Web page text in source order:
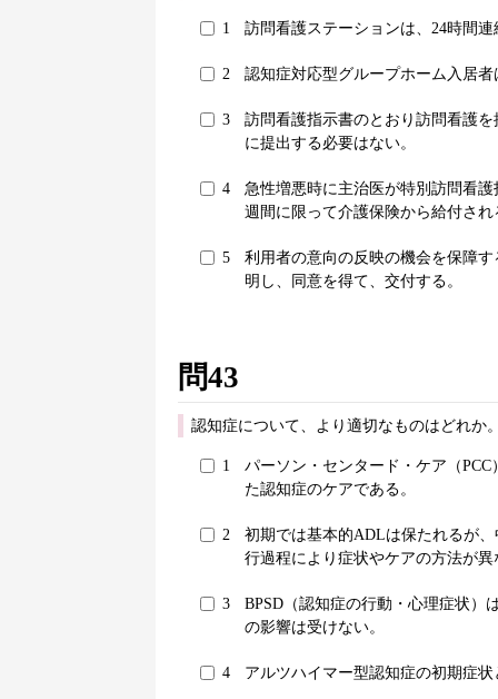
1 訪問看護ステーションは、24時間
2 認知症対応型グループホーム入居
3
訪問看護指示書のとおり訪問看護
に提出する必要はない。
4
急性増悪時に主治医が特別訪問看
週間に限って介護保険から給付され
5
利用者の意向の反映の機会を保障
明し、同意を得て、交付する。
問43
認知症について、より適切なものはどれか
1
パーソン・センタード・ケア（
た認知症のケアである。
2
初期では基本的ADLは保たれるが
行過程により症状やケアの方法が異
3
BPSD（認知症の行動・心理症状）
の影響は受けない。
4 アルツハイマー型認知症の初期症